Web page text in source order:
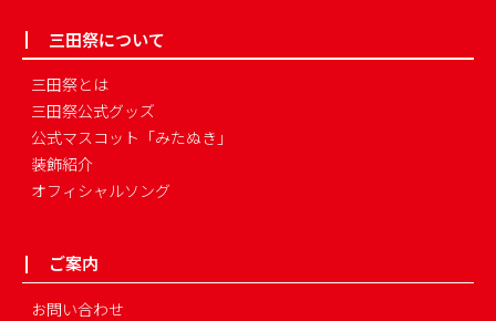
三田祭について
三田祭とは
三田祭公式グッズ
公式マスコット「みたぬき」
装飾紹介
オフィシャルソング
ご案内
お問い合わせ